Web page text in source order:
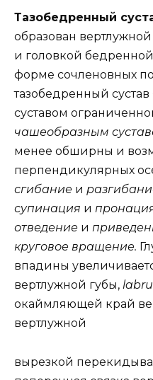
Тазобедренный
образован
и головкой
форме сочленовных
тазобедренный
суставом
чашеобразным
менее обширны и
перпендикулярных
сгибание и
супинация и
отведение и
круговое вращение.
впадины
вертлужной губы,
окаймляющей край
вертлужной
вырезкой